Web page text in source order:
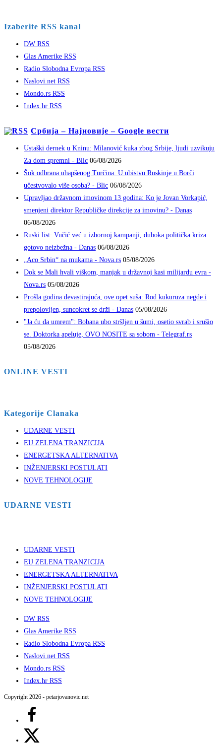
Izaberite RSS kanal
DW RSS
Glas Amerike RSS
Radio Slobodna Evropa RSS
Naslovi.net RSS
Mondo.rs RSS
Index.hr RSS
Србија – Најновије – Google вести
Ustaški dernek u Kninu: Milanović kuka zbog Srbije, ljudi uzvikuju
Za dom spremni - Blic 06/08/2026
Šok odbrana uhapšenog Turčina: U ubistvu Ruskinje u Borči
učestvovalo više osoba? - Blic 06/08/2026
Upravljao državnom imovinom 13 godina: Ko je Jovan Vorkapić,
smenjeni direktor Republičke direkcije za imovinu? - Danas
06/08/2026
Ruski list: Vučić već u izbornoj kampanji, duboka politička kriza
gotovo neizbežna - Danas 06/08/2026
„Aco Srbin“ na mukama - Nova.rs 05/08/2026
Dok se Mali hvali viškom, manjak u državnoj kasi milijardu evra -
Nova.rs 05/08/2026
Prošla godina devastirajuća, ove opet suša: Rod kukuruza negde i
prepolovljen, suncokret se drži - Danas 05/08/2026
"Ja ću da umrem": Bobana ubo stršljen u šumi, osetio svrab i srušio
se. Doktorka apeluje, OVO NOSITE sa sobom - Telegraf.rs
05/08/2026
ONLINE VESTI
Kategorije Clanaka
UDARNE VESTI
EU ZELENA TRANZICIJA
ENERGETSKA ALTERNATIVA
INŽENJERSKI POSTULATI
NOVE TEHNOLOGIJE
UDARNE VESTI
UDARNE VESTI
EU ZELENA TRANZICIJA
ENERGETSKA ALTERNATIVA
INŽENJERSKI POSTULATI
NOVE TEHNOLOGIJE
DW RSS
Glas Amerike RSS
Radio Slobodna Evropa RSS
Naslovi.net RSS
Mondo.rs RSS
Index.hr RSS
Copyright 2026 - petarjovanovic.net